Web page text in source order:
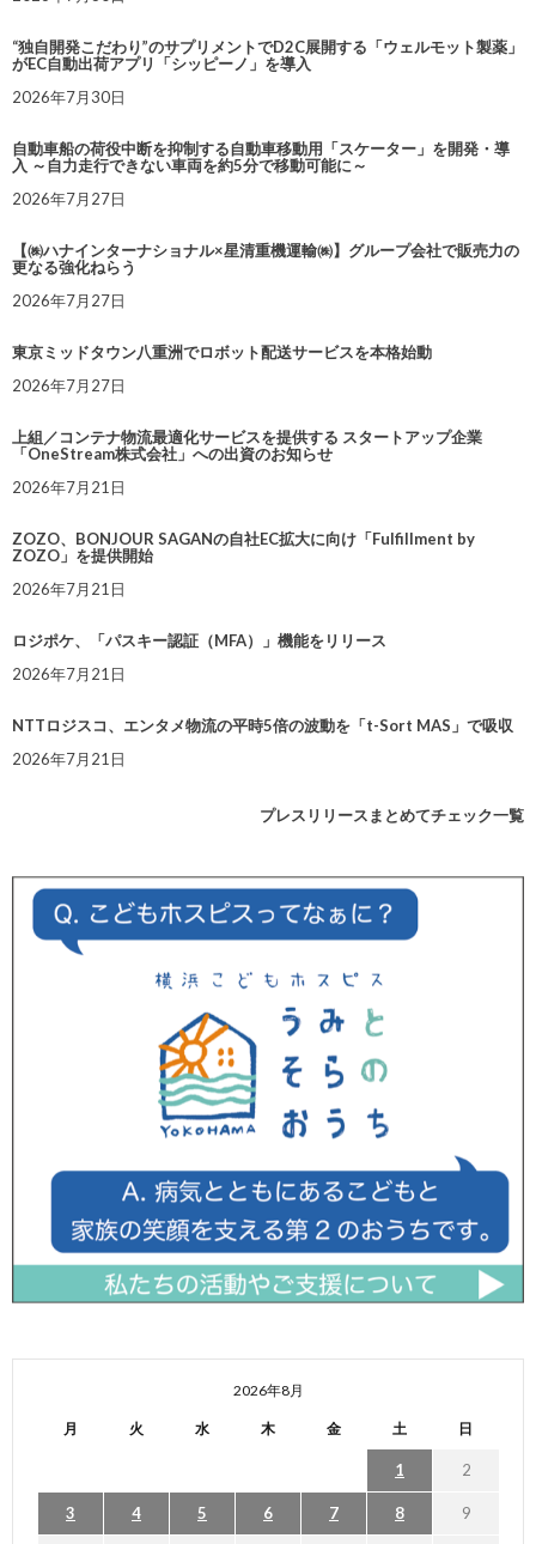
“独自開発こだわり”のサプリメントでD2C展開する「ウェルモット製薬」
がEC自動出荷アプリ「シッピーノ」を導入
2026年7月30日
自動車船の荷役中断を抑制する自動車移動用「スケーター」を開発・導
入 ～自力走行できない車両を約5分で移動可能に～
2026年7月27日
【㈱ハナインターナショナル×星清重機運輸㈱】グループ会社で販売力の
更なる強化ねらう
2026年7月27日
東京ミッドタウン八重洲でロボット配送サービスを本格始動
2026年7月27日
上組／コンテナ物流最適化サービスを提供する スタートアップ企業
「OneStream株式会社」への出資のお知らせ
2026年7月21日
ZOZO、BONJOUR SAGANの自社EC拡大に向け「Fulfillment by
ZOZO」を提供開始
2026年7月21日
ロジポケ、「パスキー認証（MFA）」機能をリリース
2026年7月21日
NTTロジスコ、エンタメ物流の平時5倍の波動を「t-Sort MAS」で吸収
2026年7月21日
プレスリリースまとめてチェック一覧
2026年8月
月 火 水 木 金 土 日
1 2
3 4 5 6 7 8 9